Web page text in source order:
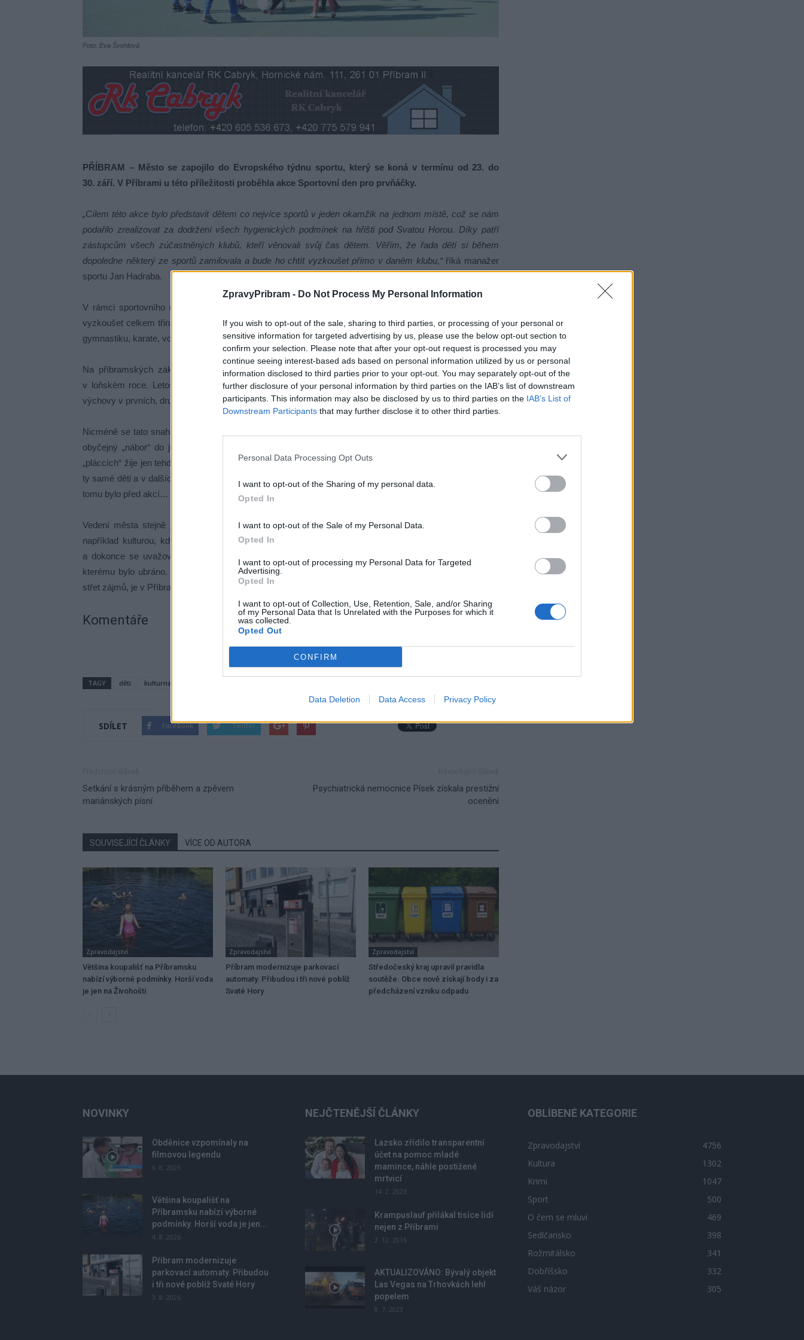
ZpravyPribram - Do Not Process My Personal Information
If you wish to opt-out of the sale, sharing to third parties, or processing of your personal or
sensitive information for targeted advertising by us, please use the below opt-out section to
confirm your selection. Please note that after your opt-out request is processed you may
continue seeing interest-based ads based on personal information utilized by us or personal
information disclosed to third parties prior to your opt-out. You may separately opt-out of the
further disclosure of your personal information by third parties on the IAB’s list of downstream
participants. This information may also be disclosed by us to third parties on the IAB’s List of
Downstream Participants that may further disclose it to other third parties.
Personal Data Processing Opt Outs
I want to opt-out of the Sharing of my personal data.
Opted In
I want to opt-out of the Sale of my Personal Data.
Opted In
I want to opt-out of processing my Personal Data for Targeted
Advertising.
Opted In
I want to opt-out of Collection, Use, Retention, Sale, and/or Sharing
of my Personal Data that Is Unrelated with the Purposes for which it
was collected.
Opted Out
CONFIRM
Data Deletion Data Access Privacy Policy
Foto: Eva Švehlová
PŘÍBRAM – Město se zapojilo do Evropského týdnu sportu, který se koná v termínu od 23. do
30. září. V Příbrami u této příležitosti proběhla akce Sportovní den pro prvňáčky.
„Cílem této akce bylo představit dětem co nejvíce sportů v jeden okamžik na jednom místě, což se nám
podařilo zrealizovat za dodržení všech hygienických podmínek na hřišti pod Svatou Horou. Díky patří
zástupcům všech zúčastněných klubů, kteří věnovali svůj čas dětem. Věřím, že řada dětí si během
dopoledne některý ze sportů zamilovala a bude ho chtít vyzkoušet přímo v daném klubu,“říká manažer
sportu Jan Hadraba.
V rámci sportovního dopoledne si prvňáčci z příbramských základních škol mohli ve čtvrtek 23. září
vyzkoušet celkem třináct sportovních disciplín: tenis, atletiku, fotbal, házenou, lední hokej, florbal, softbal,
gymnastiku, karate, volejbal, aerobic, triatlon a americký fotbal.
Na příbramských základních školách se opět rozjíždí projekt Trenéři do škol, který byl odstartován
v loňském roce. Letos se trenéři z příbramských sportovních klubů budou zapojovat do hodin tělesné
výchovy v prvních, druhých a třetích třídách.
Nicméně se tato snaha města, místo původního záměru snížit obezitu dětí, de facto v tichosti změnila na
obyčejný „nábor“ do jednotlivých sportovních oddílů. Například u projektu „Na hřišti to žije“ na daných
„pláccích“ žije jen tehdy pokud tam nějaký oddíl připraví program, na který ještě z valné části chodí jedny
ty samé děti a v dalších dnech, kdy už by na „plácku“ měly děti sportovat samy, opět zeje prázdnotou jak
tomu bylo před akcí…
Vedení města stejně jako jeho předchůdci stále výrazně upředňostňuje sport na dalšími oblastmi jako
například kulturou, kdy pro příští rok zastupitelstvo snížilo objem částky pro dotace do oblasti kultury
a dokonce se uvažovalo o snížení až v rozsahu 1,5 milionů korun. Kultura byla jediným programem,
kterému bylo ubráno. Zdá, že holt sportovní lobby, ostatně mnoho zastupitelů má právě v oblasti sportu
střet zájmů, je v Příbrami dravější než ta kulturní…
Komentáře
TAGY děti kulturna
SDÍLET Facebook Twitter
Setkání s krásným příběhem a zpěvem
mariánských písní
Psychiatrická nemocnice Písek získala prestižní
ocenění
SOUVISEJÍCÍ ČLÁNKY VÍCE OD AUTORA
Zpravodajství
Většina koupališť na Příbramsku
nabízí výborné podmínky. Horší voda
je jen na Živohošti
Zpravodajství
Příbram modernizuje parkovací
automaty. Přibudou i tři nové poblíž
Svaté Hory
Zpravodajství
Středočeský kraj upravil pravidla
soutěže. Obce nově získají body i za
předcházení vzniku odpadu
NOVINKY
Obděnice vzpomínaly na
filmovou legendu
6. 8. 2026
Většina koupališť na
Příbramsku nabízí výborné
podmínky. Horší voda je jen...
4. 8. 2026
Příbram modernizuje
parkovací automaty. Přibudou
i tři nové poblíž Svaté Hory
3. 8. 2026
NEJČTENĚJŠÍ ČLÁNKY
Lazsko zřídilo transparentní
účet na pomoc mladé
mamince, náhle postižené
mrtvicí
14. 2. 2023
Krampuslauf přilákal tisíce lidí
nejen z Příbrami
2. 12. 2016
AKTUALIZOVÁNO: Bývalý objekt
Las Vegas na Trhovkách lehl
popelem
8. 7. 2023
OBLÍBENÉ KATEGORIE
Zpravodajství
4756
Kultura
1302
Krimi
1047
Sport
500
O čem se mluví
469
Sedlčansko
398
Rožmitálsko
341
Dobříšsko
332
Váš názor
305